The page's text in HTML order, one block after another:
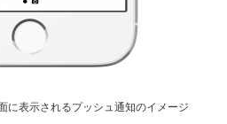
に表示されるプッシュ通知のイメージ